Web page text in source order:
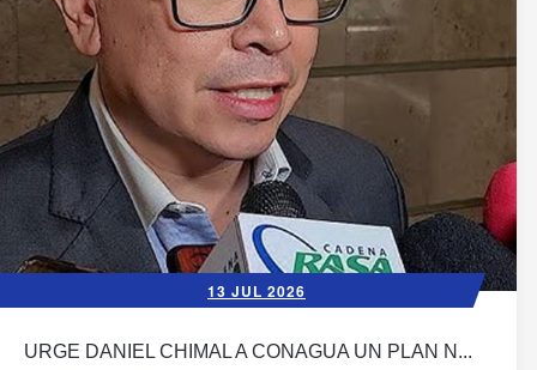
13 JUL 2026
URGE DANIEL CHIMAL A CONAGUA UN PLAN N...